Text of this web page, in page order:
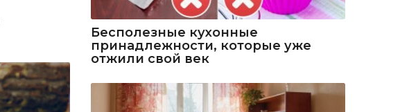
Бесполезные кухонные
принадлежности, которые уже
отжили свой век